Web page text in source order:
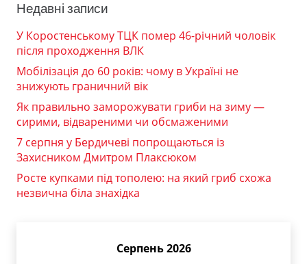
Недавні записи
У Коростенському ТЦК помер 46-річний чоловік
після проходження ВЛК
Мобілізація до 60 років: чому в Україні не
знижують граничний вік
Як правильно заморожувати гриби на зиму —
сирими, відвареними чи обсмаженими
7 серпня у Бердичеві попрощаються із
Захисником Дмитром Плаксюком
Росте купками під тополею: на який гриб схожа
незвична біла знахідка
Серпень 2026